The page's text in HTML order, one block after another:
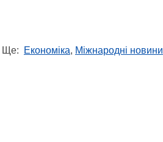
Ще: Економіка, Міжнародні новини